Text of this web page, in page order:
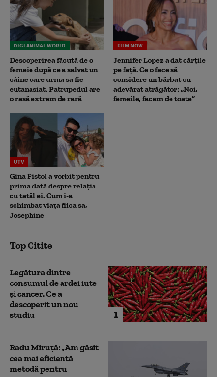
DIGI ANIMAL WORLD
Descoperirea făcută de o
femeie după ce a salvat un
câine care urma sa fie
eutanasiat. Patrupedul are
o rasă extrem de rară
FILM NOW
Jennifer Lopez a dat cărțile
pe față. Ce o face să
considere un bărbat cu
adevărat atrăgător: „Noi,
femeile, facem de toate”
UTV
Gina Pistol a vorbit pentru
prima dată despre relația
cu tatăl ei. Cum i-a
schimbat viața fiica sa,
Josephine
Top Citite
1
Legătura dintre
consumul de ardei iute
și cancer. Ce a
descoperit un nou
studiu
Radu Miruță: „Am găsit
cea mai eficientă
metodă pentru